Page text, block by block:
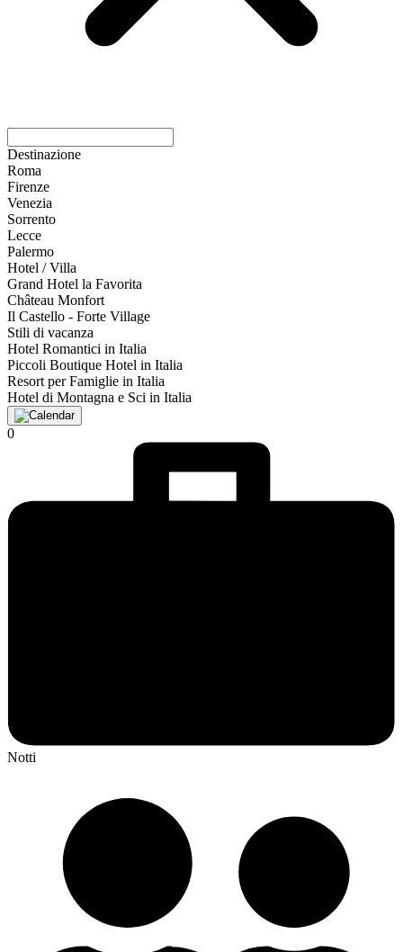
Destinazione
Roma
Firenze
Venezia
Sorrento
Lecce
Palermo
Hotel / Villa
Grand Hotel la Favorita
Château Monfort
Il Castello - Forte Village
Stili di vacanza
Hotel Romantici in Italia
Piccoli Boutique Hotel in Italia
Resort per Famiglie in Italia
Hotel di Montagna e Sci in Italia
0
Notti